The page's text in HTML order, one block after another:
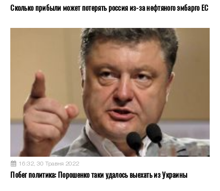
Сколько прибыли может потерять россия из-за нефтяного эмбарго ЕС
16:32, 30 Травня 2022
Побег политика: Порошенко таки удалось выехать из Украины